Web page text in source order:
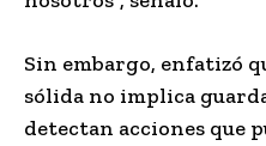
Sin embargo, enfatizó
sólida no implica
detectan acciones que